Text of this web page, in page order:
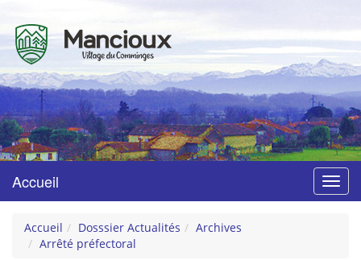
Mancioux
Village du Comminges
Menu
Accueil
Accueil Dosssier Actualités
Archives
Arrêté préfectoral